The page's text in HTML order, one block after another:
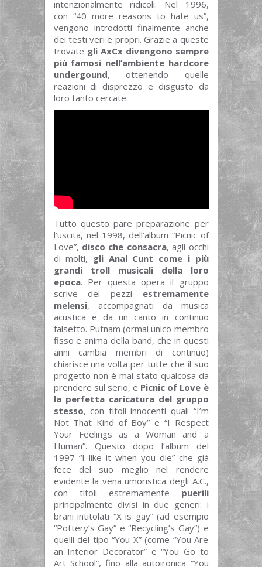
intenzionalmente ridicoli. Nel 1996,
con “40 more reasons to hate us”,
vengono introdotti finalmente anche
dei testi veri e propri. Grazie a queste
trovate gli AxCx divengono sempre
più famosi nell’ambiente hardcore
undergound, ottenendo quelle
reazioni di disprezzo e disgusto da
loro tanto cercate.
Tutto questo pare preparazione per
l’uscita, nel 1998, dell’album “Picnic of
Love”, disco che consacra, agli occhi
di molti, gli Anal Cunt come i più
grandi troll musicali della loro
epoca. Per questa opera il gruppo
scrive dei pezzi estremamente
melensi, accompagnati da musica
acustica e da un canto in continuo
falsetto. Putnam (ormai unico membro
fisso e anima della band, che in questi
anni cambia membri di continuo)
chiarisce una volta per tutte che il suo
progetto non è mai stato qualcosa da
prendere sul serio, e Picnic of Love è
la perfetta caricatura del gruppo
stesso, con titoli innocenti quali “I’m
Not That Kind of Boy” e “I Respect
Your Feelings as a Woman and a
Human”. Questo dopo l’album del
1997 “I like it when you die” che già
fece del suo meglio nel rendere
evidente la vena umoristica degli A.C.,
con titoli estremamente puerili
principalmente divisi in due generi: i
brani intitolati “X is gay” (ad esempio
“Pottery’s Gay” e “Recycling’s Gay”) e
quelli del tipo “You X” (come “You Are
an Interior Decorator” e “You Go to
Art School”, fino alla autoironica “You